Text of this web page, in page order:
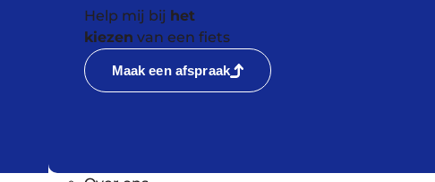
Help mij bij het
kiezen van een fiets
Maak een afspraak